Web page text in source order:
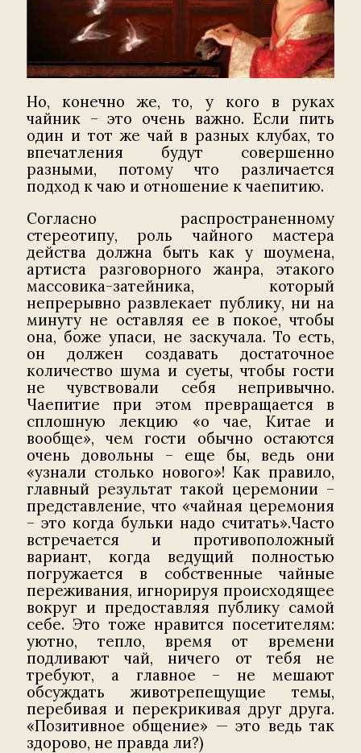
Но, конечно же, то, у кого в руках
чайник – это очень важно. Если пить
один и тот же чай в разных клубах, то
впечатления будут совершенно
разными, потому что различается
подход к чаю и отношение к чаепитию.
Согласно распространенному
стереотипу, роль чайного мастера
действа должна быть как у шоумена,
артиста разговорного жанра, этакого
массовика-затейника, который
непрерывно развлекает публику, ни на
минуту не оставляя ее в покое, чтобы
она, боже упаси, не заскучала. То есть,
он должен создавать достаточное
количество шума и суеты, чтобы гости
не чувствовали себя непривычно.
Чаепитие при этом превращается в
сплошную лекцию «о чае, Китае и
вообще», чем гости обычно остаются
очень довольны – еще бы, ведь они
«узнали столько нового»! Как правило,
главный результат такой церемонии –
представление, что «чайная церемония
– это когда бульки надо считать».Часто
встречается и противоположный
вариант, когда ведущий полностью
погружается в собственные чайные
переживания, игнорируя происходящее
вокруг и предоставляя публику самой
себе. Это тоже нравится посетителям:
уютно, тепло, время от времени
подливают чай, ничего от тебя не
требуют, а главное – не мешают
обсуждать животрепещущие темы,
перебивая и перекрикивая друг друга.
«Позитивное общение» — это ведь так
здорово, не правда ли?)